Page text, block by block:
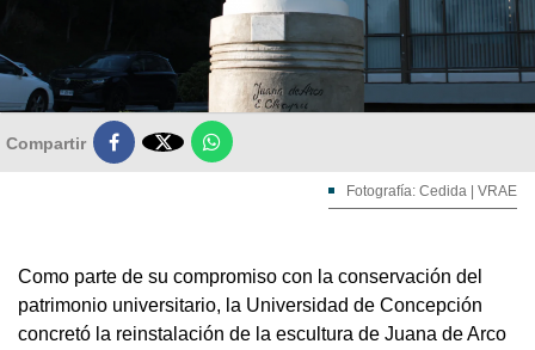
Compartir 
Fotografía: Cedida | VRAE
Como parte de su compromiso con la conservación del
patrimonio universitario, la Universidad de Concepción
concretó la reinstalación de la escultura de Juana de Arco